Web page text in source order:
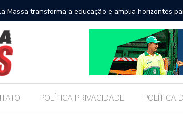
Massa transforma a educação e amplia horizontes
de Maceió
POLÍTICA PRIVACIDADE POLÍTICA